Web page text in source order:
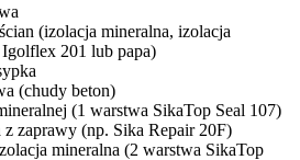
(izolacja mineralna, izolacja
201 lub papa)
(chudy beton)
(1 warstwa SikaTop Seal 107)
zaprawy (np. Sika Repair 20F)
mineralna (2 warstwa SikaTop